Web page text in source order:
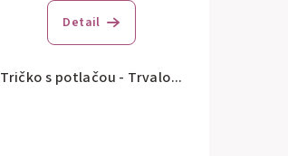
Detail
Tričko s potlačou - Trvalo...